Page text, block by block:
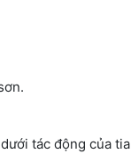
tác động của tia